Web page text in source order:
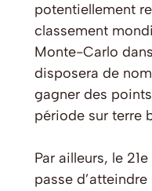
potentiellement
classement
Monte-Carlo
disposera de
gagner des
période sur terre
Par ailleurs, le
passe